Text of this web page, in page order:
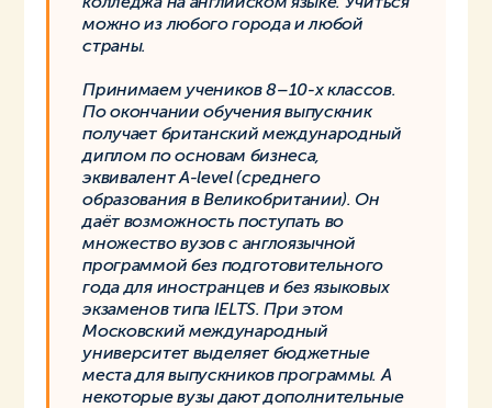
можно из любого города и любой
страны.
Принимаем учеников 8–10-х классов.
По окончании обучения выпускник
получает британский международный
диплом по основам бизнеса,
эквивалент A-level (среднего
образования в Великобритании). Он
даёт возможность поступать во
множество вузов с англоязычной
программой без подготовительного
года для иностранцев и без языковых
экзаменов типа IELTS. При этом
Московский международный
университет выделяет бюджетные
места для выпускников программы. А
некоторые вузы дают дополнительные